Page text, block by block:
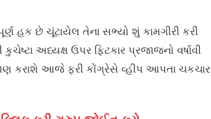
હક છે ચૂંટાયેલ તેના સભ્યો શું કામગીરી કરી
અધ્યક્ષ ઉપર ફિટકાર પ્રજાજનો વર્ષાવી
કરાશે આજે ફરી કોંગ્રેસે વ્હીપ આપતા ચકચાર